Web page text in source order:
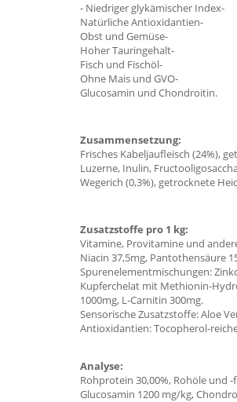
- Niedriger glykämischer Index-
Natürliche Antioxidantien-
Obst und Gemüse-
Hoher Tauringehalt-
Fisch und Fischöl-
Ohne Mais und GVO-
Glucosamin und Chondroitin.
Zusammensetzung:
Frisches Kabeljaufleisch (24%),
Luzerne, Inulin,
Wegerich (0,3%), getrocknete
Zusatzstoffe pro 1 kg:
Vitamine, Provitamine und
Niacin 37,5mg, Pantothensäure
Spurenelementmischungen:
Kupferchelat mit Methionin-
1000mg, L-Carnitin 300mg.
Sensorische Zusatzstoffe: Aloe
Antioxidantien: Tocopherol-
Analyse:
Rohprotein 30,00%, Rohöle und -
Glucosamin 1200 mg/kg,